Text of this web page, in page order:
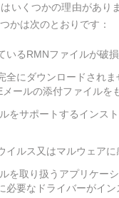
いくつかの理由があり
かは次のとおりです：
いるRMNファイルが破
全にダウンロードされ
メールの添付ファイルを
をサポートするインス
イルス又はマルウェア
を取り扱うアプリケー
必要なドライバーがイン